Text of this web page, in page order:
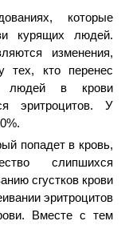
которые
курящих людей.
изменения,
тех, кто перенес
людей в крови
эритроцитов. У
попадет в кровь,
слипшихся
сгустков крови
эритроцитов
Вместе с тем